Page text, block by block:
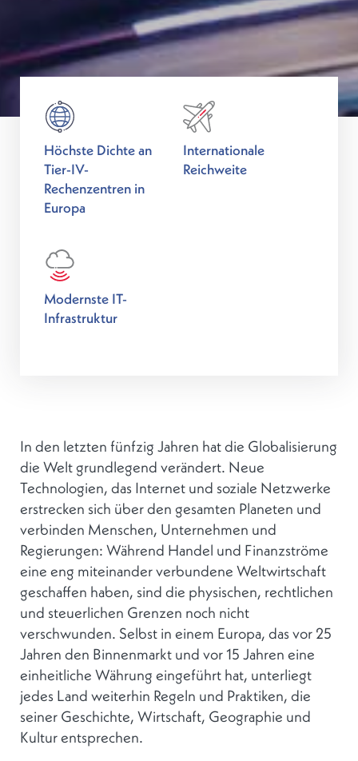
Höchste Dichte an
Tier-IV-
Rechenzentren in
Europa
Internationale
Reichweite
Modernste IT-
Infrastruktur
In den letzten fünfzig Jahren hat die Globalisierung
die Welt grundlegend verändert. Neue
Technologien, das Internet und soziale Netzwerke
erstrecken sich über den gesamten Planeten und
verbinden Menschen, Unternehmen und
Regierungen: Während Handel und Finanzströme
eine eng miteinander verbundene Weltwirtschaft
geschaffen haben, sind die physischen, rechtlichen
und steuerlichen Grenzen noch nicht
verschwunden. Selbst in einem Europa, das vor 25
Jahren den Binnenmarkt und vor 15 Jahren eine
einheitliche Währung eingeführt hat, unterliegt
jedes Land weiterhin Regeln und Praktiken, die
seiner Geschichte, Wirtschaft, Geographie und
Kultur entsprechen.